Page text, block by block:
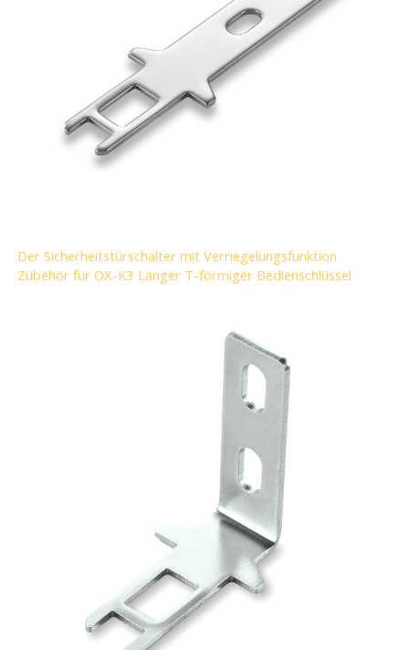
Der Sicherheitstürschalter mit Verriegelungsfunktion
Zubehör für OX-K3 Langer T-förmiger Bedienschlüssel